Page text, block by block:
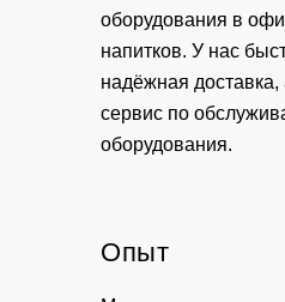
Опыт
оборудования в
напитков. У нас
надёжная доставка,
сервис по
оборудования.